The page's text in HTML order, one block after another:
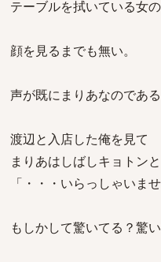
テーブルを拭いている女の
顔を見るまでも無い。
声が既にまりあなのである
渡辺と入店した俺を見て
まりあはしばしキョトンと
「・・・いらっしゃいませ
もしかして驚いてる？驚